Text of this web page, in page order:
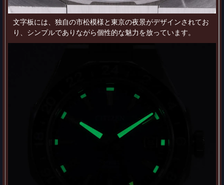
文字板には、独自の市松模様と東京の夜景がデザインされてお
り、シンプルでありながら個性的な魅力を放っています。